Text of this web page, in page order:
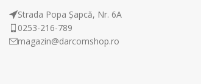
Strada Popa Șapcă, Nr. 6A
0253-216-789
magazin@darcomshop.ro